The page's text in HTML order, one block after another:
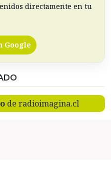
directamente en tu
Google
de radioimagina.cl